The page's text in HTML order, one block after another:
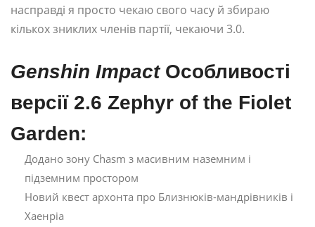
насправді я просто чекаю свого часу й збираю
кількох зниклих членів партії, чекаючи 3.0.
Genshin ImpactОсобливості
версії 2.6 Zephyr of the Fiolet
Garden:
Додано зону Chasm з масивним наземним і
підземним простором
Новий квест архонта про Близнюків-мандрівників і
Хаенріа